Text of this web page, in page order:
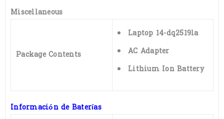
Miscellaneous
Package Contents
Laptop 14-dq2519la
AC Adapter
Lithium Ion Battery
Información de Baterías